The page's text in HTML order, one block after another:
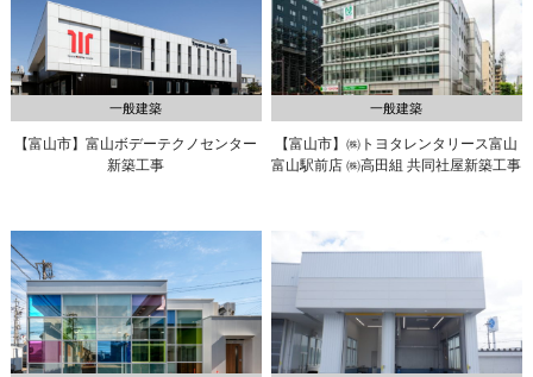
一般建築
【富山市】富山ボデーテクノセンター
新築工事
一般建築
【富山市】㈱トヨタレンタリース富山
富山駅前店 ㈱高田組 共同社屋新築工事